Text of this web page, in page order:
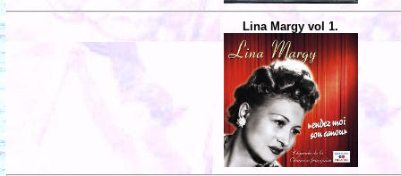
Lina Margy vol 1.